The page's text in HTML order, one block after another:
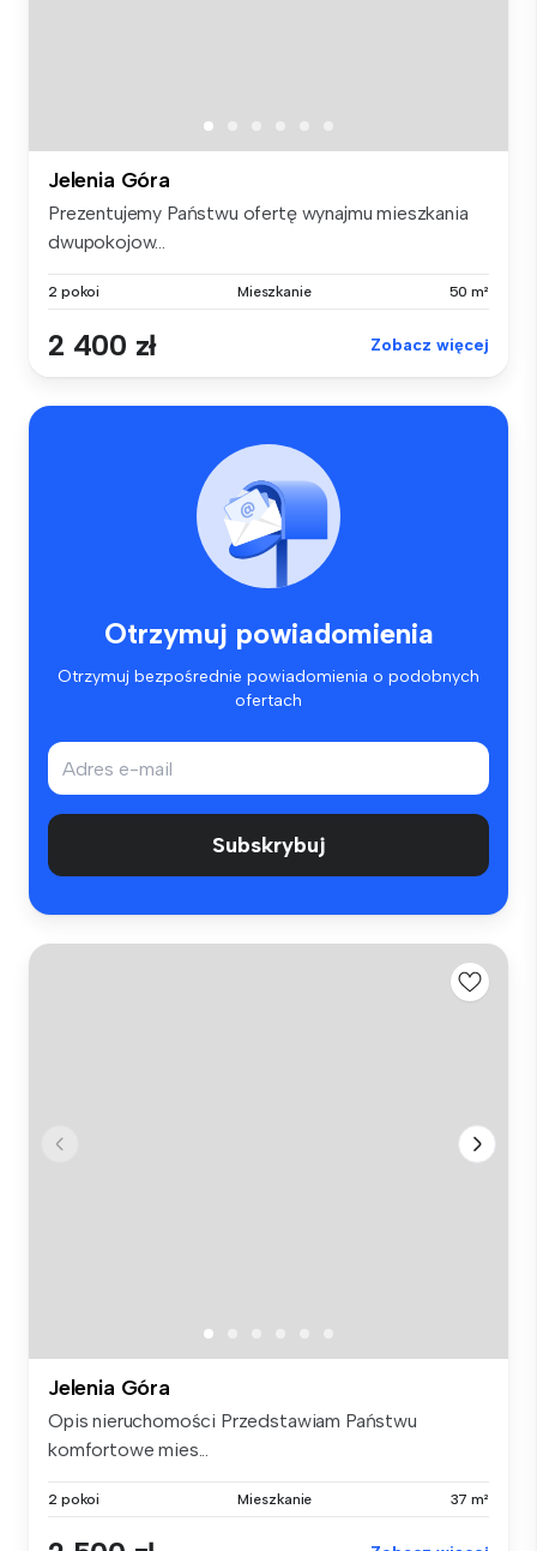
Jelenia Góra
Prezentujemy Państwu ofertę wynajmu mieszkania
dwupokojow...
2 pokoi Mieszkanie 50 m²
2 400 zł Zobacz więcej
Otrzymuj powiadomienia
Otrzymuj bezpośrednie powiadomienia o podobnych
ofertach
Subskrybuj
Jelenia Góra
Opis nieruchomości Przedstawiam Państwu
komfortowe mies...
2 pokoi Mieszkanie 37 m²